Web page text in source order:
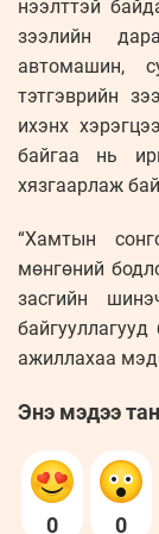
нээлттэй
зээлийн
автомашин,
тэтгэврийн
ихэнх
байгаа нь
хязгаарлаж
“Хамтын
мөнгөний
засгийн
ажиллахаа
Энэ мэдээ
0 0